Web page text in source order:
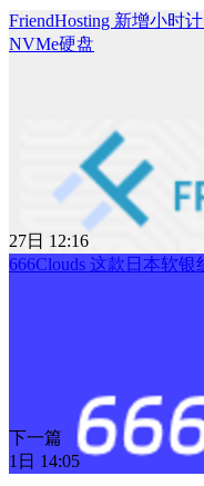
FriendHosting 新增小时
NVMe硬盘
27日 12:16
666Clouds 这款日本软银
下一篇
1日 14:05